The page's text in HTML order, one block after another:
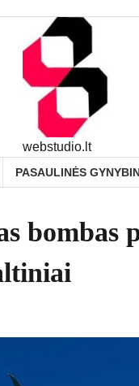
webstudio.lt
PASAULINĖS
bombas